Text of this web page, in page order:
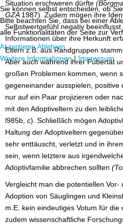
Situation erschweren dürfte
GZA 1987). Zudem mögen ihre
Selbstwertgefühl negativ
Informationen über ihre Herkunft
Eltern z.B. aus Randgruppen
Aber auch während ihrer Pubertät
großen Problemen kommen, wenn
gegeneinander ausspielen, positive
nur auf ein Paar projizieren oder
mit den Adoptiveltern zu den
l985b, c). Schließlich mögen
Haltung der Adoptiveltern
sehr enttäuscht, verletzt und in
sein, wenn letztere aus
Adoptivfamilie abbrechen sollten
Vergleicht man die potentiellen
Adoption von Säuglingen und
m.E. kein eindeutiges Votum für
zudem wissenschaftliche
Sie können selbst entscheiden, ob
Bitte beachten Sie, dass bei einer
alle Funktionalitäten der Seite zur
Akzeptieren Ablehnen
Weitere Informationen| Impressum